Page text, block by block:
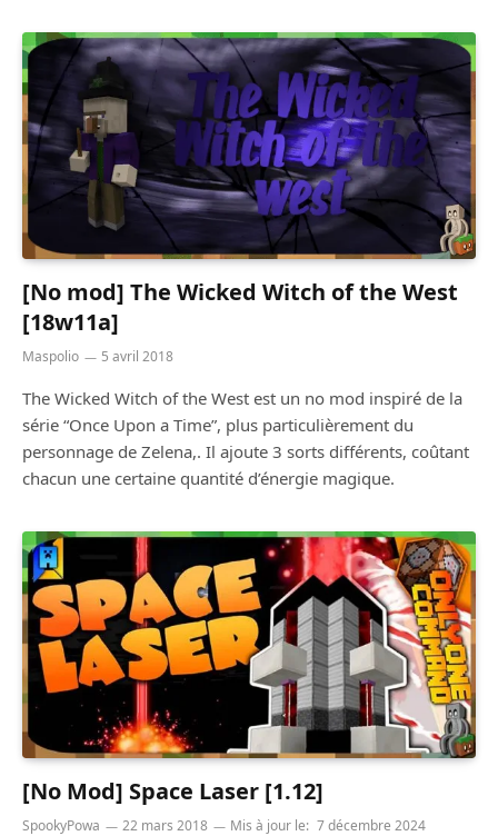
[No mod] The Wicked Witch of the West
[18w11a]
Maspolio 5 avril 2018
The Wicked Witch of the West est un no mod inspiré de la
série “Once Upon a Time”, plus particulièrement du
personnage de Zelena,. Il ajoute 3 sorts différents, coûtant
chacun une certaine quantité d’énergie magique.
[No Mod] Space Laser [1.12]
SpookyPowa 22 mars 2018 Mis à jour le: 7 décembre 2024